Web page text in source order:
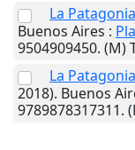
La
Buenos Aires :
9504909450. (M)
La
2018). Buenos
9789878317311.